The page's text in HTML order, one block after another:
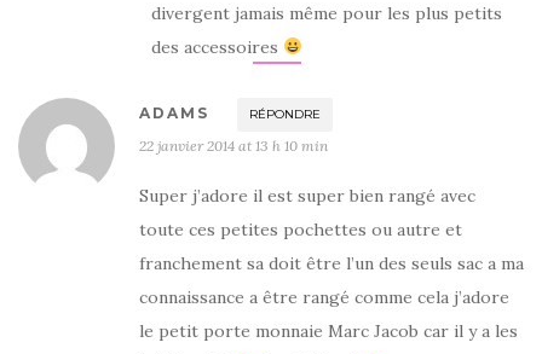
divergent jamais même pour les plus petits
des accessoires
ADAMS RÉPONDRE
22 janvier 2014 at 13 h 10 min
Super j’adore il est super bien rangé avec
toute ces petites pochettes ou autre et
franchement sa doit être l’un des seuls sac a ma
connaissance a être rangé comme cela j’adore
le petit porte monnaie Marc Jacob car il y a les